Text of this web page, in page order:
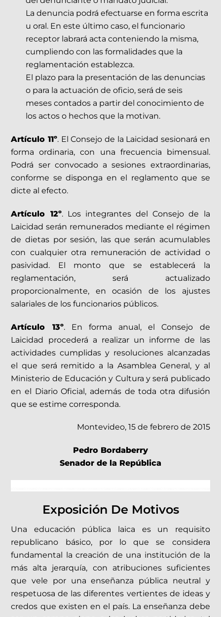
La denuncia podrá efectuarse en forma escrita
u oral. En este último caso, el funcionario
receptor labrará acta conteniendo la misma,
cumpliendo con las formalidades que la
reglamentación establezca.
El plazo para la presentación de las denuncias
o para la actuación de oficio, será de seis
meses contados a partir del conocimiento de
los actos o hechos que la motivan.
Artículo 11º. El Consejo de la Laicidad sesionará en
forma ordinaria, con una frecuencia bimensual.
Podrá ser convocado a sesiones extraordinarias,
conforme se disponga en el reglamento que se
dicte al efecto.
Artículo 12º. Los integrantes del Consejo de la
Laicidad serán remunerados mediante el régimen
de dietas por sesión, las que serán acumulables
con cualquier otra remuneración de actividad o
pasividad. El monto que se establecerá la
reglamentación, será actualizado
proporcionalmente, en ocasión de los ajustes
salariales de los funcionarios públicos.
Artículo 13º. En forma anual, el Consejo de
Laicidad procederá a realizar un informe de las
actividades cumplidas y resoluciones alcanzadas
el que será remitido a la Asamblea General, y al
Ministerio de Educación y Cultura y será publicado
en el Diario Oficial, además de toda otra difusión
que se estime corresponda.
Montevideo, 15 de febrero de 2015
Pedro Bordaberry
Senador de la República
Exposición De Motivos
Una educación pública laica es un requisito
republicano básico, por lo que se considera
fundamental la creación de una institución de la
más alta jerarquía, con atribuciones suficientes
que vele por una enseñanza pública neutral y
respetuosa de las diferentes vertientes de ideas y
credos que existen en el país. La enseñanza debe